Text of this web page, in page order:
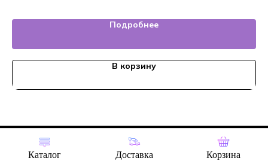
Каталог Доставка Корзина
Подробнее
В корзину